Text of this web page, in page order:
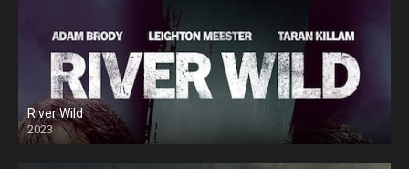
River Wild
2023